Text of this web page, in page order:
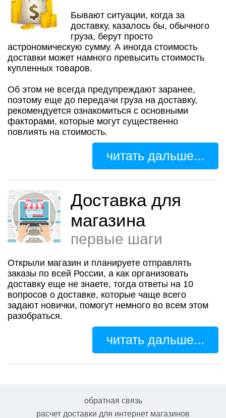
Бывают ситуации, когда за
доставку, казалось бы, обычного
груза, берут просто
астрономическую сумму. А иногда стоимость
доставки может намного превысить стоимость
купленных товаров.
Об этом не всегда предупреждают заранее,
поэтому еще до передачи груза на доставку,
рекомендуется ознакомиться с основными
факторами, которые могут существенно
повлиять на стоимость.
читать дальше...
Доставка для
магазина
первые шаги
Открыли магазин и планируете отправлять
заказы по всей России, а как организовать
доставку еще не знаете, тогда ответы на 10
вопросов о доставке, которые чаще всего
задают новички, помогут немного во всем этом
разобраться.
читать дальше...
обратная связь
расчет доставки для интернет магазинов